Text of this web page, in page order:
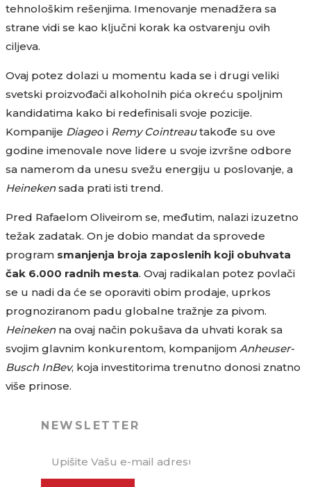
tehnološkim rešenjima. Imenovanje menadžera sa
strane vidi se kao ključni korak ka ostvarenju ovih
ciljeva.
Ovaj potez dolazi u momentu kada se i drugi veliki
svetski proizvođači alkoholnih pića okreću spoljnim
kandidatima kako bi redefinisali svoje pozicije.
Kompanije Diageo i Remy Cointreautakođe su ove
godine imenovale nove lidere u svoje izvršne odbore
sa namerom da unesu svežu energiju u poslovanje, a
Heinekensada prati isti trend.
Pred Rafaelom Oliveirom se, međutim, nalazi izuzetno
težak zadatak. On je dobio mandat da sprovede
program smanjenja broja zaposlenih koji obuhvata
čak 6.000 radnih mesta. Ovaj radikalan potez povlači
se u nadi da će se oporaviti obim prodaje, uprkos
prognoziranom padu globalne tražnje za pivom.
Heinekenna ovaj način pokušava da uhvati korak sa
svojim glavnim konkurentom, kompanijom Anheuser-
Busch InBev, koja investitorima trenutno donosi znatno
više prinose.
NEWSLETTER